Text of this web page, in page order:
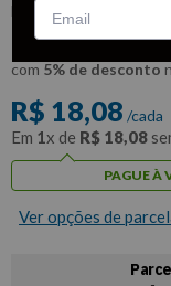
GEDORE RED
R$17,18
com 5% de desconto
R$ 18,08 /cada
Em 1x de R$ 18,08
PAGUE À
Ver opções de